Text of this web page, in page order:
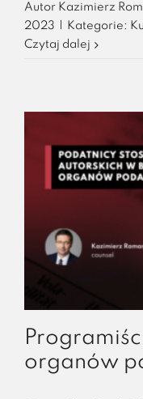
Autor Kazimierz
2023
Kategorie:
Czytaj dalej
organów